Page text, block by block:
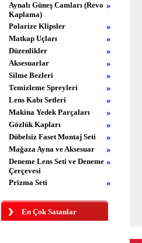
Aynalı Güneş Camları (Revo
Kaplama)
»
Polarize Klipsler »
Matkap Uçları »
Düzenlikler »
Aksesuarlar »
Silme Bezleri »
Temizleme Spreyleri »
Lens Kabı Setleri »
Makina Yedek Parçaları »
Gözlük Kapları »
Dübelsiz Faset Montaj Seti »
Mağaza Ayna ve Aksesuar »
Deneme Lens Seti ve Deneme
Çerçevesi
»
Prizma Seti »
En Çok Satanlar